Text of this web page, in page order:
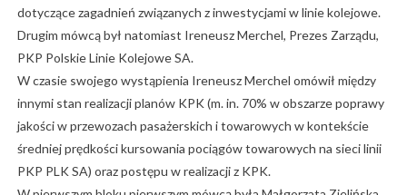
dotyczące zagadnień związanych z inwestycjami w linie kolejowe.
Drugim mówcą był natomiast Ireneusz Merchel, Prezes Zarządu,
PKP Polskie Linie Kolejowe SA.
W czasie swojego wystąpienia Ireneusz Merchel omówił między
innymi stan realizacji planów KPK (m. in. 70% w obszarze poprawy
jakości w przewozach pasażerskich i towarowych w kontekście
średniej prędkości kursowania pociągów towarowych na sieci linii
PKP PLK SA) oraz postępu w realizacji z KPK.